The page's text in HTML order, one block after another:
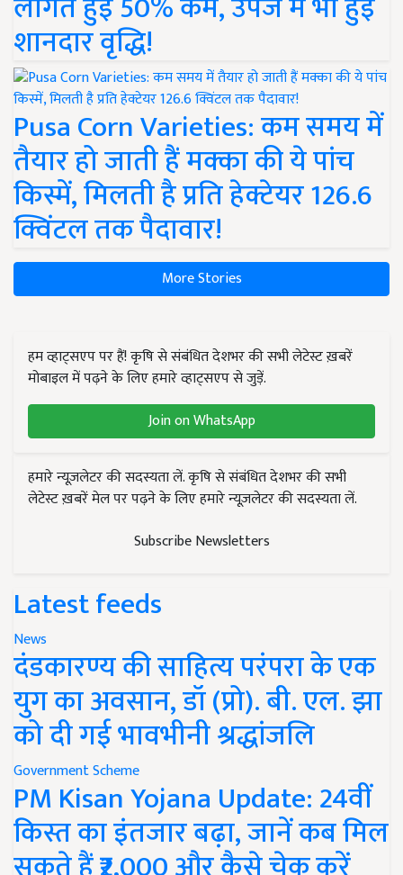
शानदार वृद्धि!
Pusa Corn Varieties: कम समय में
तैयार हो जाती हैं मक्का की ये पांच
किस्में, मिलती है प्रति हेक्टेयर 126.6
क्विंटल तक पैदावार!
More Stories
हम व्हाट्सएप पर हैं! कृषि से संबंधित देशभर की सभी लेटेस्ट ख़बरें
मोबाइल में पढ़ने के लिए हमारे व्हाट्सएप से जुड़ें.
Join on WhatsApp
हमारे न्यूज़लेटर की सदस्यता लें. कृषि से संबंधित देशभर की सभी
लेटेस्ट ख़बरें मेल पर पढ़ने के लिए हमारे न्यूज़लेटर की सदस्यता लें.
Subscribe Newsletters
Latest feeds
News
दंडकारण्य की साहित्य परंपरा के एक
युग का अवसान, डॉ (प्रो). बी. एल. झा
को दी गई भावभीनी श्रद्धांजलि
Government Scheme
PM Kisan Yojana Update: 24वीं
किस्त का इंतजार बढ़ा, जानें कब मिल